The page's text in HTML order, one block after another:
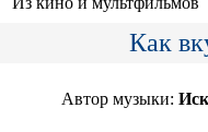
Как
Автор музыки: